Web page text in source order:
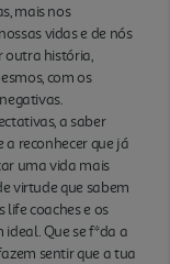
mais nos
vidas e de nós
outra história,
com os
a saber
a reconhecer que já
uma vida mais
virtude que sabem
life coaches e os
Que se f*da a
sentir que a tua